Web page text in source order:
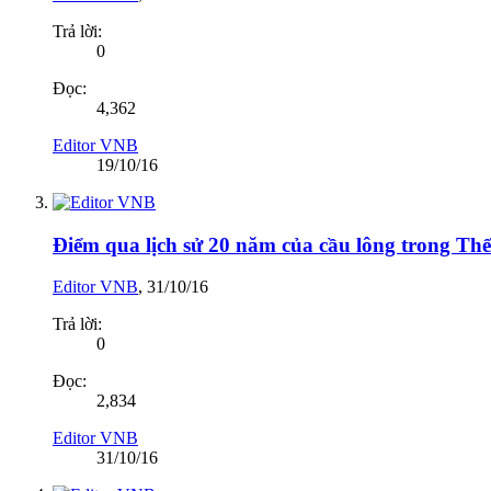
Trả lời:
0
Đọc:
4,362
Editor VNB
19/10/16
Điểm qua lịch sử 20 năm của cầu lông trong
Editor VNB, 31/10/16
Trả lời:
0
Đọc:
2,834
Editor VNB
31/10/16